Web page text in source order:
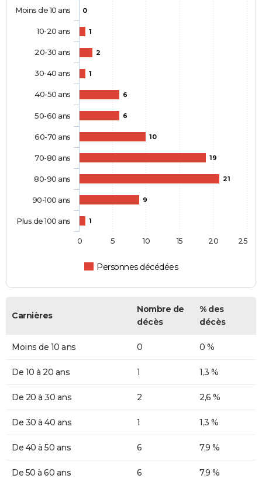
0
1
2
1
6
6
10
19
21
9
1
Personnes décédées
Moins de 10 ans
10-20 ans
20-30 ans
30-40 ans
40-50 ans
50-60 ans
60-70 ans
70-80 ans
80-90 ans
90-100 ans
Plus de 100 ans
0 5 10 15 20 25
Carnières
Nombre de
décès
% des
décès
Moins de 10 ans 0 0 %
De 10 à 20 ans 1 1,3 %
De 20 à 30 ans 2 2,6 %
De 30 à 40 ans 1 1,3 %
De 40 à 50 ans 6 7,9 %
De 50 à 60 ans 6 7,9 %